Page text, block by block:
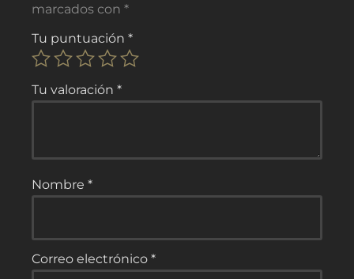
marcados con *
Tu puntuación *
Tu valoración *
Nombre *
Correo electrónico *